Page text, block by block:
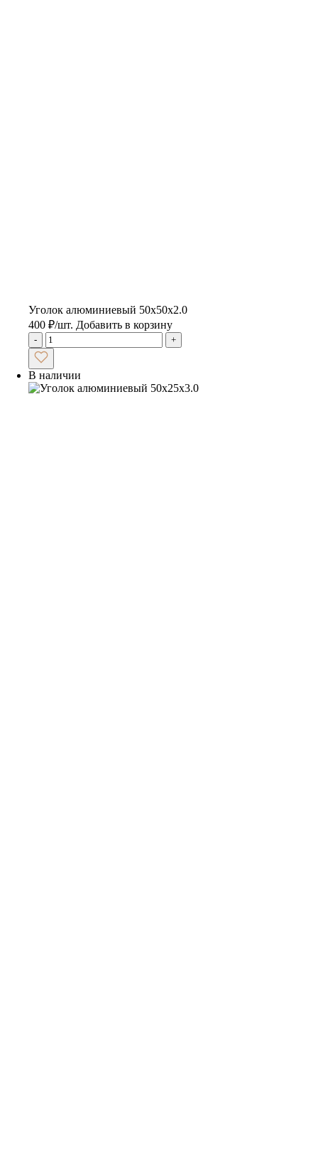
Уголок алюминиевый 50х50х2.0
400 ₽/шт. Добавить в корзину
- +
В наличии